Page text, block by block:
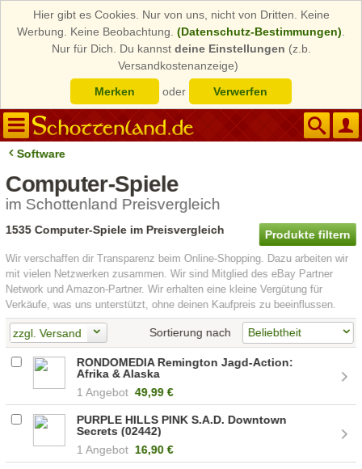
Hier gibt es Cookies. Nur von uns, nicht von Dritten. Keine
Werbung. Keine Beobachtung. (Datenschutz-Bestimmungen)
Nur für Dich. Du kannst deine Einstellungen (z.b.
Versandkostenanzeige)
Merken
oder Verwerfen
Software
Computer-Spiele
im Schottenland Preisvergleich
Produkte filtern
1535 Computer-Spiele im Preisvergleich
Wir verschaffen dir Transparenz beim Online-Shopping. Dazu arbeiten wir
mit vielen Netzwerken zusammen. Wir sind Mitglied des eBay Partner
Network und Amazon-Partner. Wir erhalten eine kleine Vergütung für
Verkäufe, was uns unterstützt, ohne deinen Kaufpreis zu beeinflussen.
zzgl. Versand Sortierung nach
RONDOMEDIA Remington Jagd-Action:
Afrika & Alaska
1 Angebot 49,99 €
PURPLE HILLS PINK S.A.D. Downtown
Secrets (02442)
1 Angebot 16,90 €